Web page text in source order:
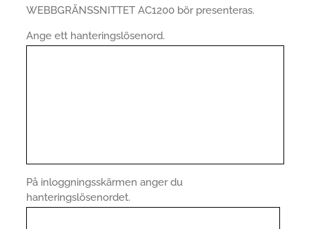
WEBBGRÄNSSNITTET AC1200 bör presenteras.
Ange ett hanteringslösenord.
På inloggningsskärmen anger du
hanteringslösenordet.